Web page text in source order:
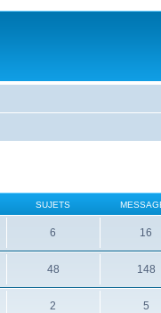
SUJETS
6 16
48 148
2 5